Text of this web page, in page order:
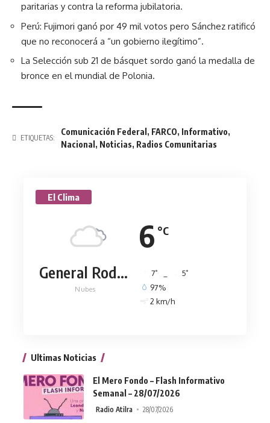
paritarias y contra la reforma jubilatoria.
Perú: Fujimori ganó por 49 mil votos pero Sánchez ratificó
que no reconocerá a “un gobierno ilegítimo”.
La Selección sub 21 de básquet sordo ganó la medalla de
bronce en el mundial de Polonia.
ETIQUETAS:
Comunicación Federal , FARCO, Informativo,
Nacional , Noticias, Radios Comunitarias
El Clima
6 °C
General Rodríguez
Nubes
7° 5°
97%
2 km/h
Ultimas Noticias
El Mero Fondo – Flash Informativo
Semanal – 28/07/2026
Radio Atilra 28/07/2026